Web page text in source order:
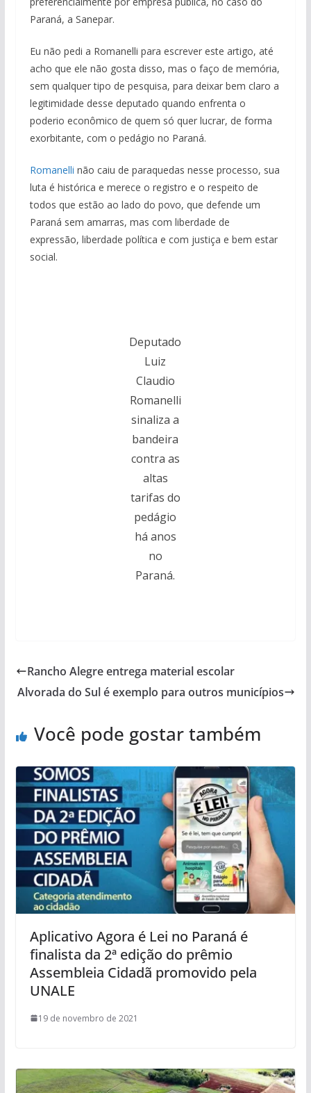
Paraná, a Sanepar.
Eu não pedi a Romanelli para escrever este artigo, até
acho que ele não gosta disso, mas o faço de memória,
sem qualquer tipo de pesquisa, para deixar bem claro a
legitimidade desse deputado quando enfrenta o
poderio econômico de quem só quer lucrar, de forma
exorbitante, com o pedágio no Paraná.
Romanelli não caiu de paraquedas nesse processo, sua
luta é histórica e merece o registro e o respeito de
todos que estão ao lado do povo, que defende um
Paraná sem amarras, mas com liberdade de
expressão, liberdade política e com justiça e bem estar
social.
Deputado
Luiz
Claudio
Romanelli
sinaliza a
bandeira
contra as
altas
tarifas do
pedágio
há anos
no
Paraná.
Rancho Alegre entrega material escolar
Alvorada do Sul é exemplo para outros municípios
Você pode gostar também
Aplicativo Agora é Lei no Paraná é
finalista da 2ª edição do prêmio
Assembleia Cidadã promovido pela
UNALE
19 de novembro de 2021